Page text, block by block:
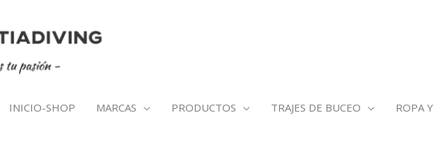
INICIO-SHOP MARCAS PRODUCTOS TRAJES DE BUCEO ROPA